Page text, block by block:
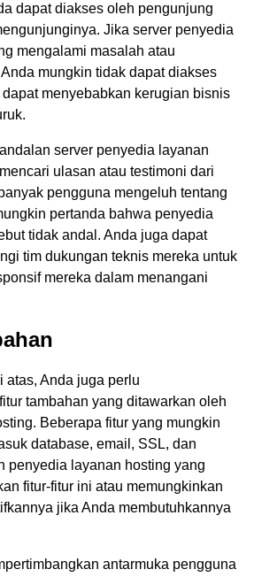
dapat diakses oleh pengunjung
Jika server penyedia
mengalami masalah atau
mungkin tidak dapat diakses
menyebabkan kerugian bisnis
server penyedia layanan
ulasan atau testimoni dari
pengguna mengeluh tentang
pertanda bahwa penyedia
tidak andal. Anda juga dapat
tim dukungan teknis mereka untuk
mereka dalam menangani
atas, Anda juga perlu
tambahan yang ditawarkan oleh
Beberapa fitur yang mungkin
database, email, SSL, dan
penyedia layanan hosting yang
fitur-fitur ini atau memungkinkan
jika Anda membutuhkannya
antarmuka pengguna